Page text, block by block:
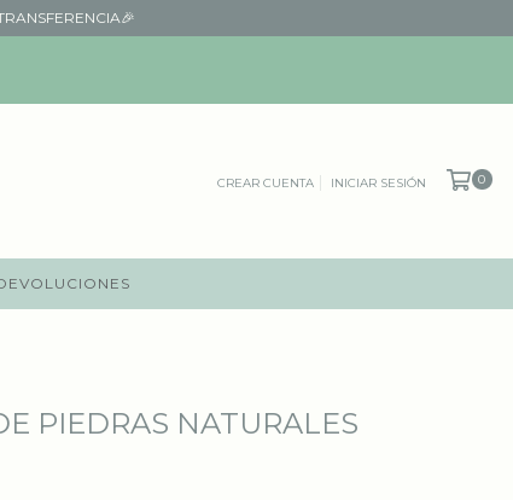
CREAR CUENTA INICIAR SESIÓN 0
PIEDRAS NATURALES